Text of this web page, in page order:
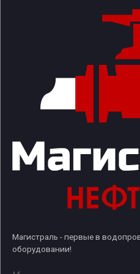
Магистраль - первые в
оборудовании!